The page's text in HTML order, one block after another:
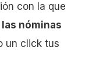
con la que
nóminas
un click tus